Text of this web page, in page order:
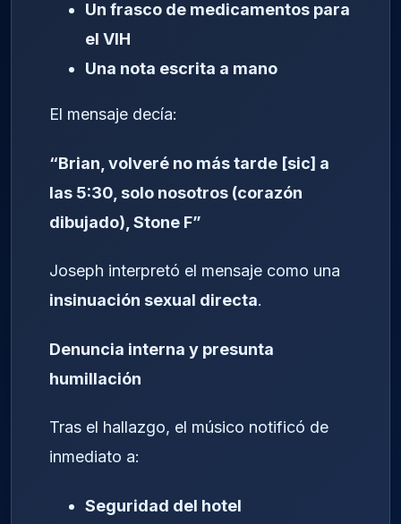
Un frasco de medicamentos para
el VIH
Una nota escrita a mano
El mensaje decía:
“Brian, volveré no más tarde [sic] a
las 5:30, solo nosotros (corazón
dibujado), Stone F”
Joseph interpretó el mensaje como una
insinuación sexual directa.
Denuncia interna y presunta
humillación
Tras el hallazgo, el músico notificó de
inmediato a:
Seguridad del hotel